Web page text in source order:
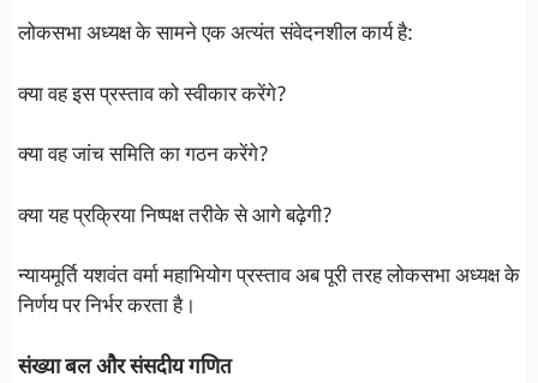
लोकसभा अध्यक्ष के सामने एक अत्यंत संवेदनशील कार्य है:
क्या वह इस प्रस्ताव को स्वीकार करेंगे?
क्या वह जांच समिति का गठन करेंगे?
क्या यह प्रक्रिया निष्पक्ष तरीके से आगे बढ़ेगी?
न्यायमूर्ति यशवंत वर्मा महाभियोग प्रस्ताव अब पूरी तरह लोकसभा अध्यक्ष के
निर्णय पर निर्भर करता है।
संख्या बल और संसदीय गणित